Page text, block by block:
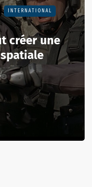
INTERNATIONAL
créer une